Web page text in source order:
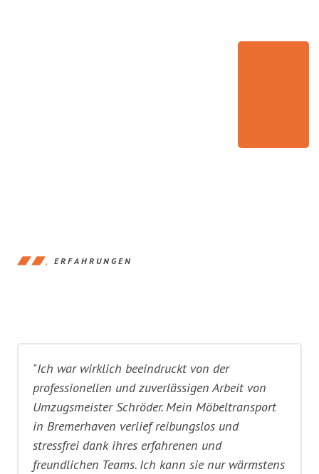
ERFAHRUNGEN
"Ich war wirklich beeindruckt von der
professionellen und zuverlässigen Arbeit von
Umzugsmeister Schröder. Mein Möbeltransport
in Bremerhaven verlief reibungslos und
stressfrei dank ihres erfahrenen und
freundlichen Teams. Ich kann sie nur wärmstens